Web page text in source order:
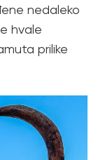
nedaleko
hvale
prilike